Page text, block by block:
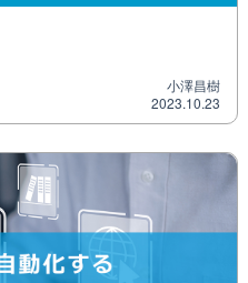
小澤昌樹
2023.10.23